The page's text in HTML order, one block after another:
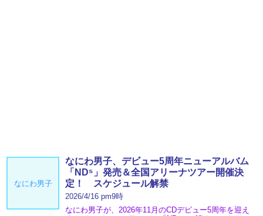
なにわ男子
なにわ男子、デビュー5周年ニューアルバム
「ND⁵」発売＆全国アリーナツアー開催決
定！ スケジュール解禁
2026/4/16 pm9時
なにわ男子が、2026年11月のCDデビュー5周年を迎え